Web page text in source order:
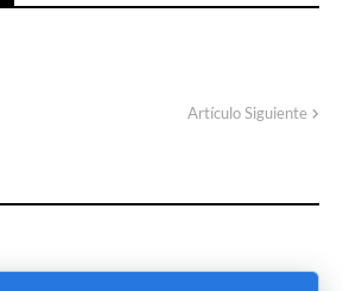
Artículo Siguiente